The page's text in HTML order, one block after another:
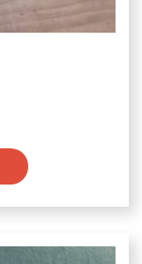
Ce
variations.